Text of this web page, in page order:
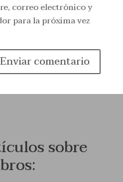
correo electrónico y
para la próxima vez
Enviar comentario
sobre